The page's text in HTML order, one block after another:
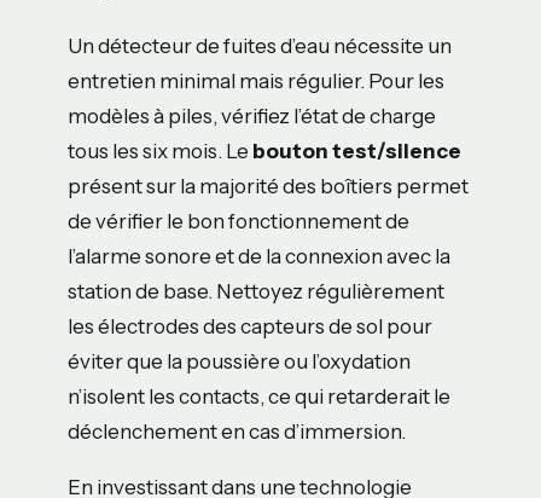
Un détecteur de fuites d’eau nécessite un
entretien minimal mais régulier. Pour les
modèles à piles, vérifiez l’état de charge
tous les six mois. Le bouton test/silence
présent sur la majorité des boîtiers permet
de vérifier le bon fonctionnement de
l’alarme sonore et de la connexion avec la
station de base. Nettoyez régulièrement
les électrodes des capteurs de sol pour
éviter que la poussière ou l’oxydation
n’isolent les contacts, ce qui retarderait le
déclenchement en cas d’immersion.
En investissant dans une technologie